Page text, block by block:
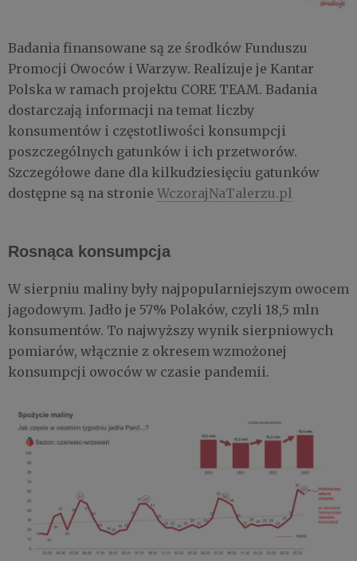
Badania finansowane są ze środków Funduszu
Promocji Owoców i Warzyw. Realizuje je Kantar
Polska w ramach projektu CORE TEAM. Badania
dostarczają informacji na temat liczby
konsumentów i częstotliwości konsumpcji
poszczególnych gatunków i ich przetworów.
Szczegółowe dane dla kilkudziesięciu gatunków
dostępne są na stronie WczorajNaTalerzu.pl
Rosnąca konsumpcja
W sierpniu maliny były najpopularniejszym owocem
jagodowym. Jadło je 57% Polaków, czyli 18,5 mln
konsumentów. To najwyższy wynik sierpniowych
pomiarów, włącznie z okresem wzmożonej
konsumpcji owoców w czasie pandemii.